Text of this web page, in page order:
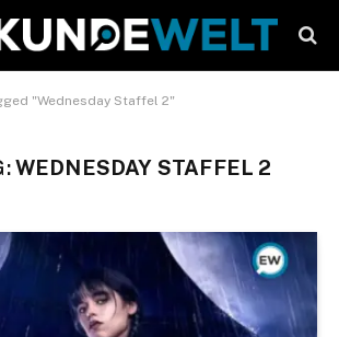
"Wednesday Staffel 2"
WEDNESDAY STAFFEL 2